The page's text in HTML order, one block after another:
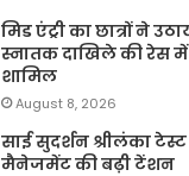
मिड एंट्री का छात्रों ने
स्नातक दाखिले की रेस में
शामिल
August 8, 2026
साई सुदर्शन श्रीलंका
मैनेजमेंट की बढ़ी टेंशन